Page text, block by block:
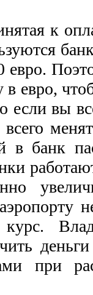
к
евро.
евро,
если вы
в банк
при